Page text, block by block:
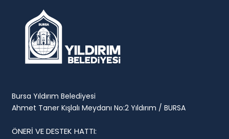
Bursa Yıldırım Belediyesi
Ahmet Taner Kışlalı Meydanı No:2 Yıldırım / BURSA
ÖNERİ VE DESTEK HATTI: